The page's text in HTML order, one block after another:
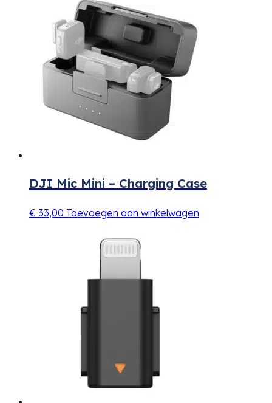
DJI Mic Mini – Charging Case
€ 33,00 Toevoegen aan winkelwagen